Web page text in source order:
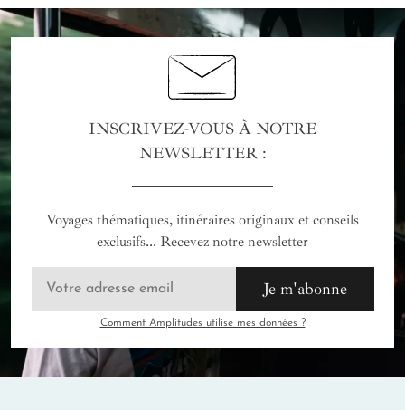
INSCRIVEZ-VOUS À NOTRE
NEWSLETTER :
Voyages thématiques, itinéraires originaux et conseils
exclusifs... Recevez notre newsletter
Je m'abonne
Comment Amplitudes utilise mes données ?